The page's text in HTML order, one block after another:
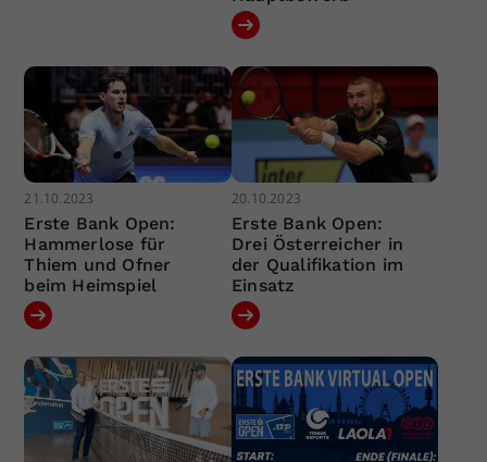
21.10.2023
Erste Bank Open:
Hammerlose für
Thiem und Ofner
beim Heimspiel
20.10.2023
Erste Bank Open:
Drei Österreicher in
der Qualifikation im
Einsatz